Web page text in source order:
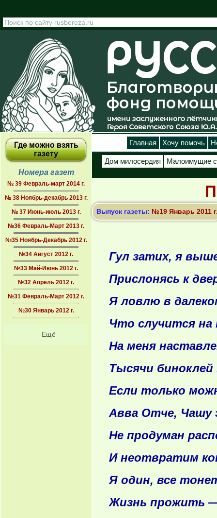
Где можно взять
газету
Номера газет
№ 39 Февраль-март 2014 г.
№ 38 Ноябрь-декабрь 2013 г.
№ 37 Июнь-июль 2013 г.
№36 Февраль-Март 2013 г.
№35 Ноябрь-Декабрь 2012 г.
№34 Август 2012 г.
№33 Май-Июнь 2012 г.
№32 Апрель 2012 г.
№31 Февраль-Март 2012 г.
№30 Январь 2012 г.
Ещё
Главная Хочу помочь
Дом милосердия Малоимущие
Выпуск газеты: №19 Январь 2011
Гул затих, я
Прислонясь к
Я ловлю в
Что случится на
На меня
Тысячи биноклей
Если только
Авва Отче, Чашу
Не продуман
И неотвратим
Я один, все
Жизнь прожить